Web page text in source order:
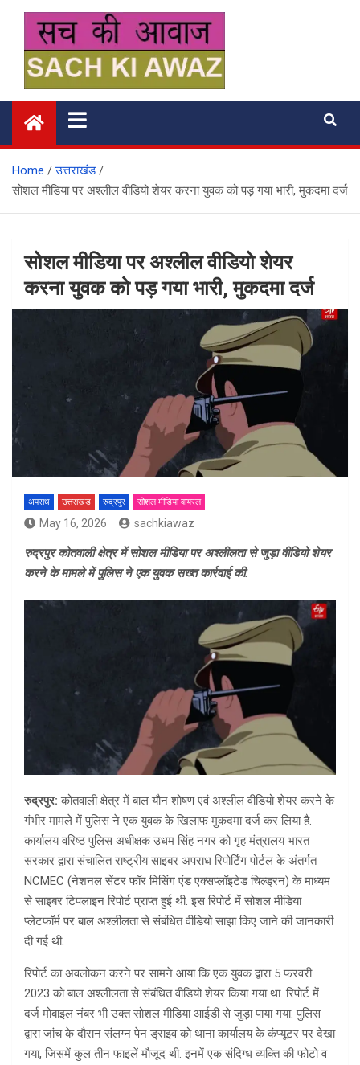
content
सच की आवाज
Home
उत्तराखंड
सोशल मीडिया पर अश्लील वीडियो शेयर करना युवक को पड़ गया भारी, मुकदमा दर्ज
सोशल मीडिया पर अश्लील वीडियो शेयर
करना युवक को पड़ गया भारी, मुकदमा दर्ज
अपराध उत्तराखंड रुद्रपुर सोशल मीडिया वायरल
May 16, 2026 sachkiawaz
रुद्रपुर कोतवाली क्षेत्र में सोशल मीडिया पर अश्लीलता से जुड़ा वीडियो शेयर
करने के मामले में पुलिस ने एक युवक सख्त कार्रवाई की.
रुद्रपुर: कोतवाली क्षेत्र में बाल यौन शोषण एवं अश्लील वीडियो शेयर करने के
गंभीर मामले में पुलिस ने एक युवक के खिलाफ मुकदमा दर्ज कर लिया है.
कार्यालय वरिष्ठ पुलिस अधीक्षक उधम सिंह नगर को गृह मंत्रालय भारत
सरकार द्वारा संचालित राष्ट्रीय साइबर अपराध रिपोर्टिंग पोर्टल के अंतर्गत
NCMEC (नेशनल सेंटर फॉर मिसिंग एंड एक्सप्लॉइटेड चिल्ड्रन) के माध्यम
से साइबर टिपलाइन रिपोर्ट प्राप्त हुई थी. इस रिपोर्ट में सोशल मीडिया
प्लेटफॉर्म पर बाल अश्लीलता से संबंधित वीडियो साझा किए जाने की जानकारी
दी गई थी.
रिपोर्ट का अवलोकन करने पर सामने आया कि एक युवक द्वारा 5 फरवरी
2023 को बाल अश्लीलता से संबंधित वीडियो शेयर किया गया था. रिपोर्ट में
दर्ज मोबाइल नंबर भी उक्त सोशल मीडिया आईडी से जुड़ा पाया गया. पुलिस
द्वारा जांच के दौरान संलग्न पेन ड्राइव को थाना कार्यालय के कंप्यूटर पर देखा
गया, जिसमें कुल तीन फाइलें मौजूद थी. इनमें एक संदिग्ध व्यक्ति की फोटो व